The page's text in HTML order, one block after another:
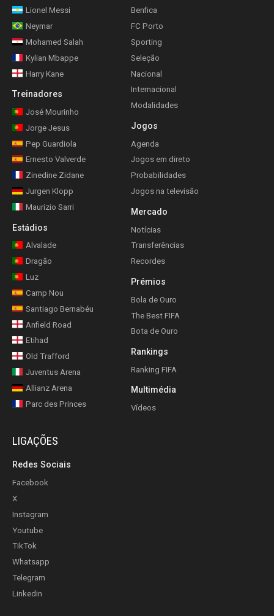
Lionel Messi
Neymar
Mohamed Salah
Kylian Mbappe
Harry Kane
Treinadores
José Mourinho
Jorge Jesus
Pep Guardiola
Ernesto Valverde
Zinedine Zidane
Jurgen Klopp
Maurizio Sarri
Estádios
Alvalade
Dragão
Luz
Camp Nou
Santiago Bernabéu
Anfield Road
Etihad
Old Trafford
Juventus Arena
Allianz Arena
Parc des Princes
Benfica
FC Porto
Sporting
Seleção
Nacional
Internacional
Modalidades
Jogos
Agenda
Jogos em direto
Probabilidades
Jogos na televisão
Mercado
Notícias
Transferências
Recordes
Prémios
Bola de Ouro
The Best FIFA
Bota de Ouro
Rankings
Ranking FIFA
Multimédia
Vídeos
LIGAÇÕES
Redes Sociais
Facebook
X
Instagram
Youtube
TikTok
Whatsapp
Telegram
Linkedin